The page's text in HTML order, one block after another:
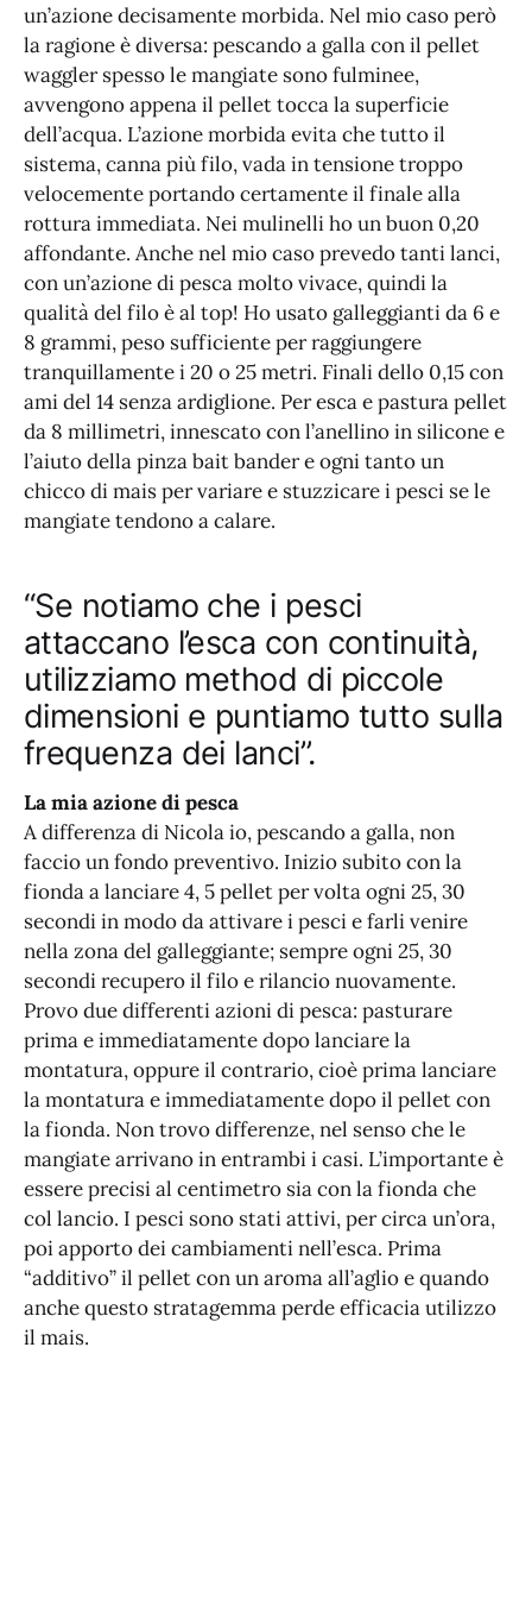
un’azione decisamente morbida. Nel mio caso però
la ragione è diversa: pescando a galla con il pellet
waggler spesso le mangiate sono fulminee,
avvengono appena il pellet tocca la superficie
dell’acqua. L’azione morbida evita che tutto il
sistema, canna più filo, vada in tensione troppo
velocemente portando certamente il finale alla
rottura immediata. Nei mulinelli ho un buon 0,20
affondante. Anche nel mio caso prevedo tanti lanci,
con un’azione di pesca molto vivace, quindi la
qualità del filo è al top! Ho usato galleggianti da 6 e
8 grammi, peso sufficiente per raggiungere
tranquillamente i 20 o 25 metri. Finali dello 0,15 con
ami del 14 senza ardiglione. Per esca e pastura pellet
da 8 millimetri, innescato con l’anellino in silicone e
l’aiuto della pinza bait bander e ogni tanto un
chicco di mais per variare e stuzzicare i pesci se le
mangiate tendono a calare.
“Se notiamo che i pesci
attaccano l’esca con continuità,
utilizziamo method di piccole
dimensioni e puntiamo tutto sulla
frequenza dei lanci”.
La mia azione di pesca
A differenza di Nicola io, pescando a galla, non
faccio un fondo preventivo. Inizio subito con la
fionda a lanciare 4, 5 pellet per volta ogni 25, 30
secondi in modo da attivare i pesci e farli venire
nella zona del galleggiante; sempre ogni 25, 30
secondi recupero il filo e rilancio nuovamente.
Provo due differenti azioni di pesca: pasturare
prima e immediatamente dopo lanciare la
montatura, oppure il contrario, cioè prima lanciare
la montatura e immediatamente dopo il pellet con
la fionda. Non trovo differenze, nel senso che le
mangiate arrivano in entrambi i casi. L’importante è
essere precisi al centimetro sia con la fionda che
col lancio. I pesci sono stati attivi, per circa un’ora,
poi apporto dei cambiamenti nell’esca. Prima
“additivo” il pellet con un aroma all’aglio e quando
anche questo stratagemma perde efficacia utilizzo
il mais.